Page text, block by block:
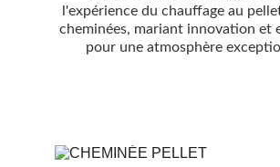
l'expérience du chauffage au
cheminées, mariant innovation et
pour une atmosphère